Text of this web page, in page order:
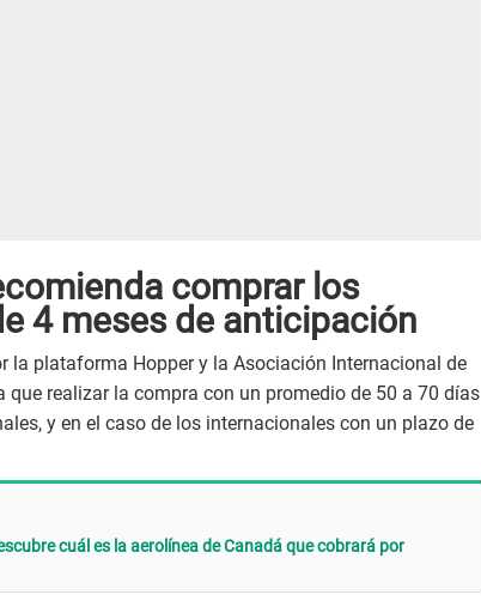
comprar los
4 meses de anticipación
la plataforma Hopper y la Asociación Internacional de
que realizar la compra con un promedio de 50 a 70 días
y en el caso de los internacionales con un plazo de
cuál es la aerolínea de Canadá que cobrará por